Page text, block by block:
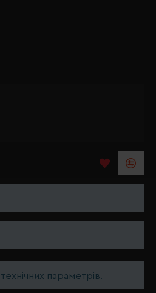
параметрів.